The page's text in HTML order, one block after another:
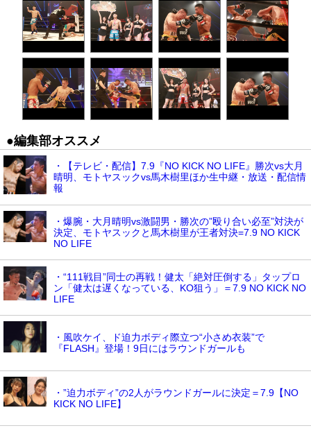
●編集部オススメ
・【テレビ・配信】7.9『NO KICK NO LIFE』勝次vs大月
晴明、モトヤスックvs馬木樹里ほか生中継・放送・配信情
報
・爆腕・大月晴明vs激闘男・勝次の”殴り合い必至”対決が
決定、モトヤスックと馬木樹里が王者対決=7.9 NO KICK
NO LIFE
・“111戦目”同士の再戦！健太「絶対圧倒する」タップロ
ン「健太は遅くなっている、KO狙う」＝7.9 NO KICK NO
LIFE
・風吹ケイ、ド迫力ボディ際立つ“小さめ衣装”で
『FLASH』登場！9日にはラウンドガールも
・”迫力ボディ”の2人がラウンドガールに決定＝7.9【NO
KICK NO LIFE】